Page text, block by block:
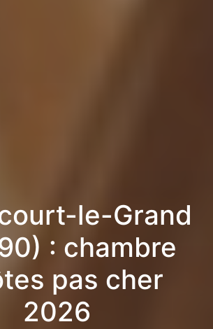
le-Grand
: chambre
pas cher
2026